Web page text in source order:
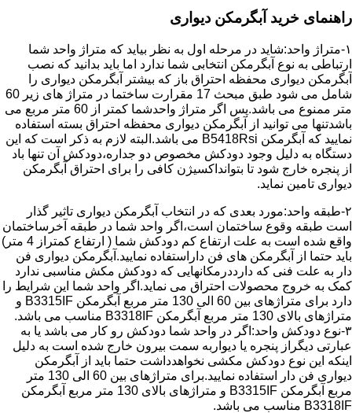
راهنمای خرید آبگرمکن دیواری
۱-متراژ واحد:شاید در مرحله اول به نظر بیاید که متراژ واحد شما
ارتباطی به نوع آبگرمکن انتخابی شما ندارد اما باید بدانید که نصب
آبگرمکن دیواری محفظه احتراق باز که بیشتر آبگرمکن دیواری را
شامل می شود طبق مبحث 17 مقرارت ساختما در متراژ های زیر 60
متر ممنوع می باشد.پس اگر متراژ واحدشما کمتر از 60 متر مربع می
باشدتنها می توانید از آبگرمکن دیواری محفظه احتراق بسته استفاده
نمایید که آبگرمکن B5418Rsi می باشد.البته لازم به ذکر است که این
دستگاه به دلیل وجود دودکش مخصوص دو جداره،دودکش آن تنها باد
از پنجره خارج شود تا بتوانداکسیژن کافی را برای احتراق آبگرمکن
دیواری تامین نماید.
۲-طبقه واحد:مورد بعدی که در انتخاب آبگرمکن دیواری تاثیر گذار
است طبقه وقوع ساختمان است،اگر واحد شما در طبقه آخرساختمان
واقع شده است به علت ارتفاع کم دودکش شما ( ارتفاع کمتراز 4 متر)
باید حتما از آبگرمکن های فن داراستفاده نمایید.آبگرمکن دیواری فن
دار به علت فنی که دارددرمکانهایی که دودکش مکش مناسبی ندارد
کمک به خروج محصولات احتراق می نماید.اگر واحد شما این شرایط را
دارد برای متراژهای بین 60 الی 130 متر مربع آبگرمکن B3315IF و
متراژهای بالای 130 متر مربع آبگرمکن B3318IF مناسب می باشد.
۳-نوع دودکش واحد:اگر در واحد شما دودکش رو کار می باشد یا به
عبارتی دیگراز پنجره یا دیواربه سمت بیرون خارج شده است به دلیل
اینکه این نوع دودکش مکشی نخواهدداشت حتما باید از آبگرمکن
دیواری فن دار استفاده نمایید.برای متراژهای بین 60 الی 130 متر
مربع آبگرمکن B3315IF و متراژهای بالای 130 متر مربع آبگرمکن
B3318IF مناسب می باشد.